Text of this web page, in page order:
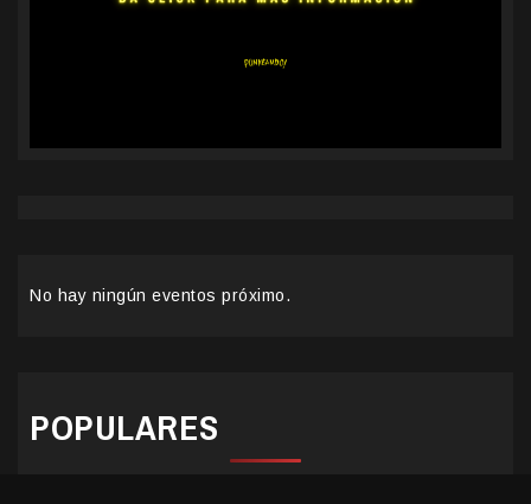
No hay ningún eventos próximo.
POPULARES